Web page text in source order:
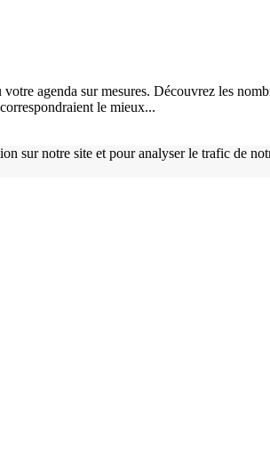
agenda sur mesures. Découvrez les
le mieux...
sur notre site et pour analyser le trafic de